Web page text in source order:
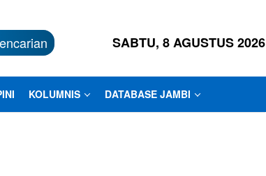
SABTU, 8 AGUSTUS 2026
KOLUMNIS DATABASE JAMBI